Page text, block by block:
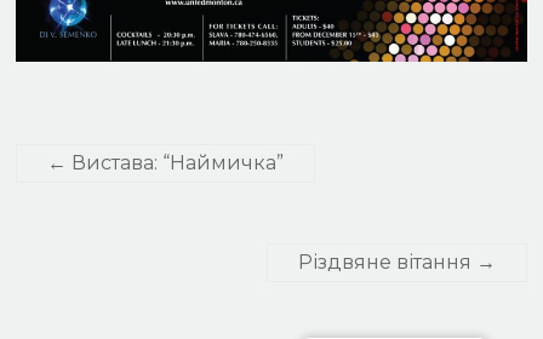
← Вистава: “Наймичка”
Різдвяне вітання →